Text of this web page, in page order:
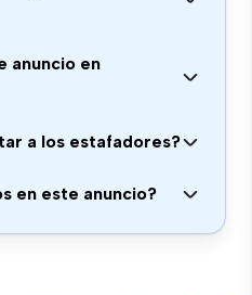
anuncio en
a los estafadores?
en este anuncio?